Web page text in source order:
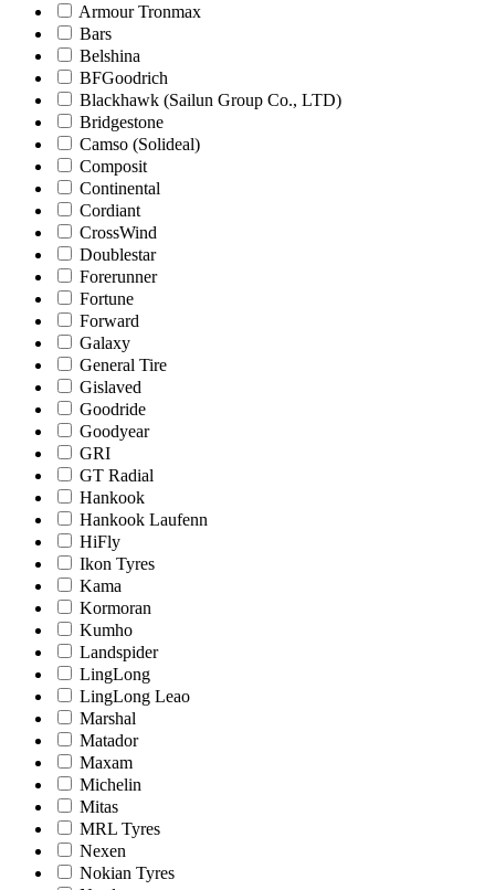
Armour Tronmax
Bars
Belshina
BFGoodrich
Blackhawk (Sailun Group Co., LTD)
Bridgestone
Camso (Solideal)
Composit
Continental
Cordiant
CrossWind
Doublestar
Forerunner
Fortune
Forward
Galaxy
General Tire
Gislaved
Goodride
Goodyear
GRI
GT Radial
Hankook
Hankook Laufenn
HiFly
Ikon Tyres
Kama
Kormoran
Kumho
Landspider
LingLong
LingLong Leao
Marshal
Matador
Maxam
Michelin
Mitas
MRL Tyres
Nexen
Nokian Tyres